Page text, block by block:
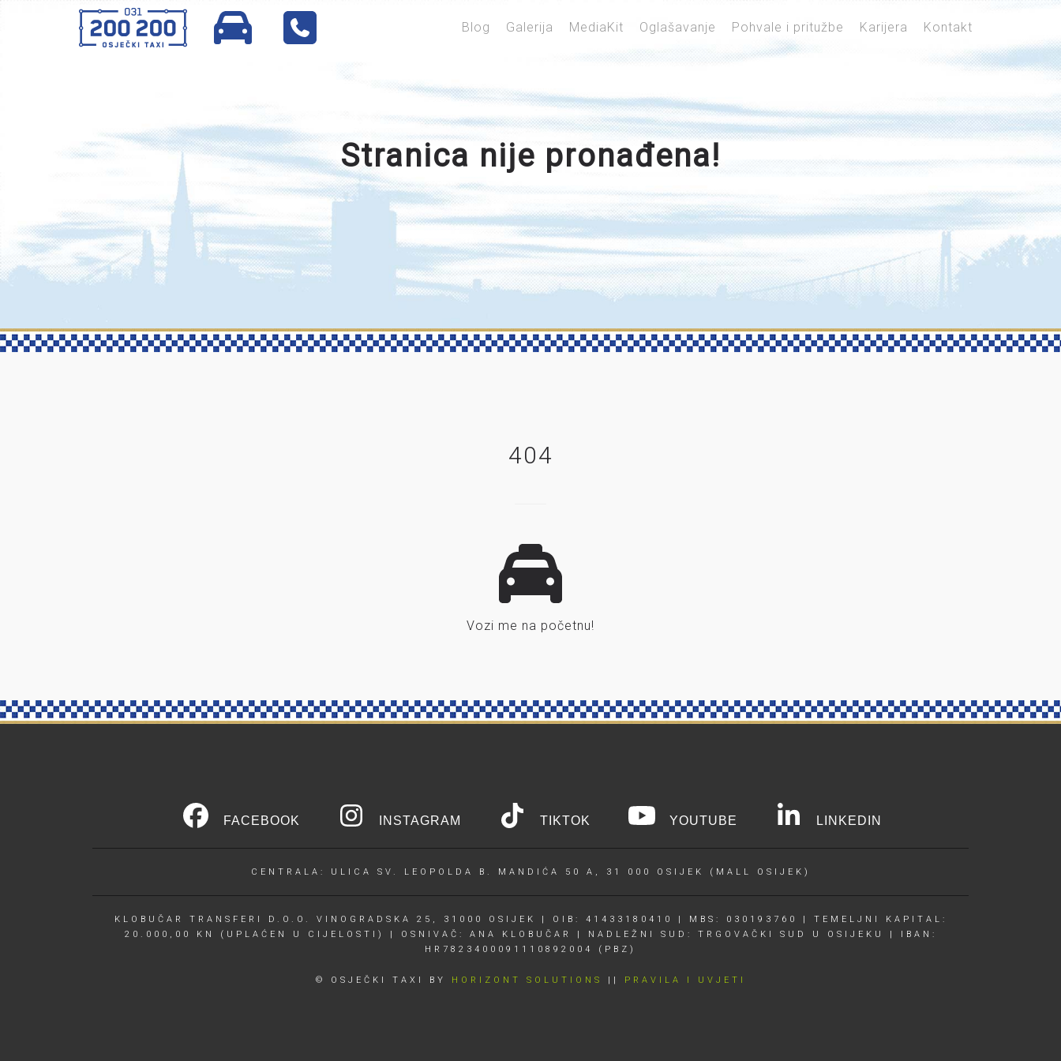
Blog Galerija MediaKit Oglašavanje Pohvale i pritužbe Karijera Kontakt
Stranica nije pronađena!
404
Vozi me na početnu!
FACEBOOK INSTAGRAM TIKTOK YOUTUBE LINKEDIN
CENTRALA: ULICA SV. LEOPOLDA B. MANDIĆA 50 A, 31 000 OSIJEK (MALL OSIJEK)
KLOBUČAR TRANSFERI D.O.O. VINOGRADSKA 25, 31000 OSIJEK | OIB: 41433180410 | MBS: 030193760 | TEMELJNI KAPITAL:
20.000,00 KN (UPLAĆEN U CIJELOSTI) | OSNIVAČ: ANA KLOBUČAR | NADLEŽNI SUD: TRGOVAČKI SUD U OSIJEKU | IBAN:
HR7823400091110892004 (PBZ)
© OSJEČKI TAXI BY HORIZONT SOLUTIONS || PRAVILA I UVJETI